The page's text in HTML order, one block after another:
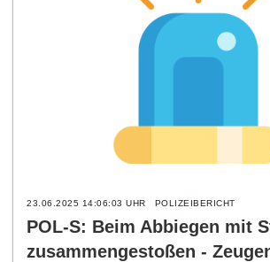
23.06.2025 14:06:03 UHR POLIZEIBERICHT
POL-S: Beim Abbiegen mit
zusammengestoßen -